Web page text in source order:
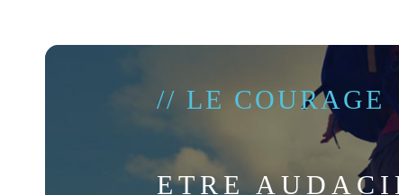
// LE COURAGE
ETRE